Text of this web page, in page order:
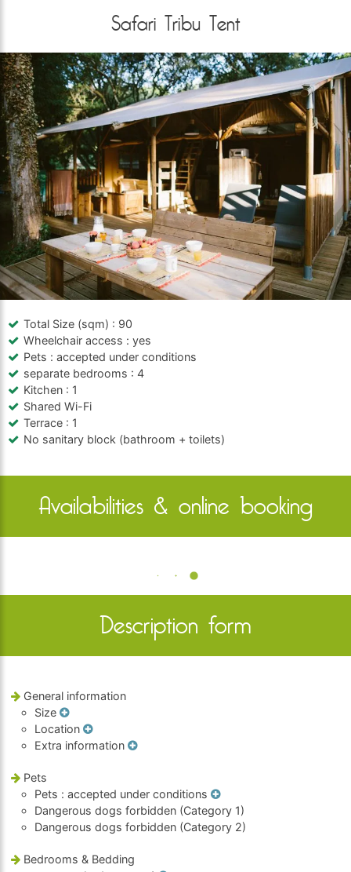
Safari Tribu Tent
Total Size (sqm) : 90
Wheelchair access : yes
Pets : accepted under conditions
separate bedrooms : 4
Kitchen : 1
Shared Wi-Fi
Terrace : 1
No sanitary block (bathroom + toilets)
Availabilities & online booking
Description form
General information
Size
Location
Extra information
Pets
Pets : accepted under conditions
Dangerous dogs forbidden (Category 1)
Dangerous dogs forbidden (Category 2)
Bedrooms & Bedding